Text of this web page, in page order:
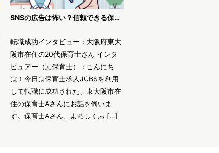
SNSの広告は怖い？信頼できる保育士求人JOBSで安全に転職！
転職成功インタビュー：大阪府東大
阪市在住の20代保育士さん インタ
ビュアー（元保育士）：こんにち
は！今日は保育士求人JOBSを利用
して転職に成功された、東大阪市在
住の保育士Aさんにお話を伺いま
す。保育士Aさん、よろしくお […]